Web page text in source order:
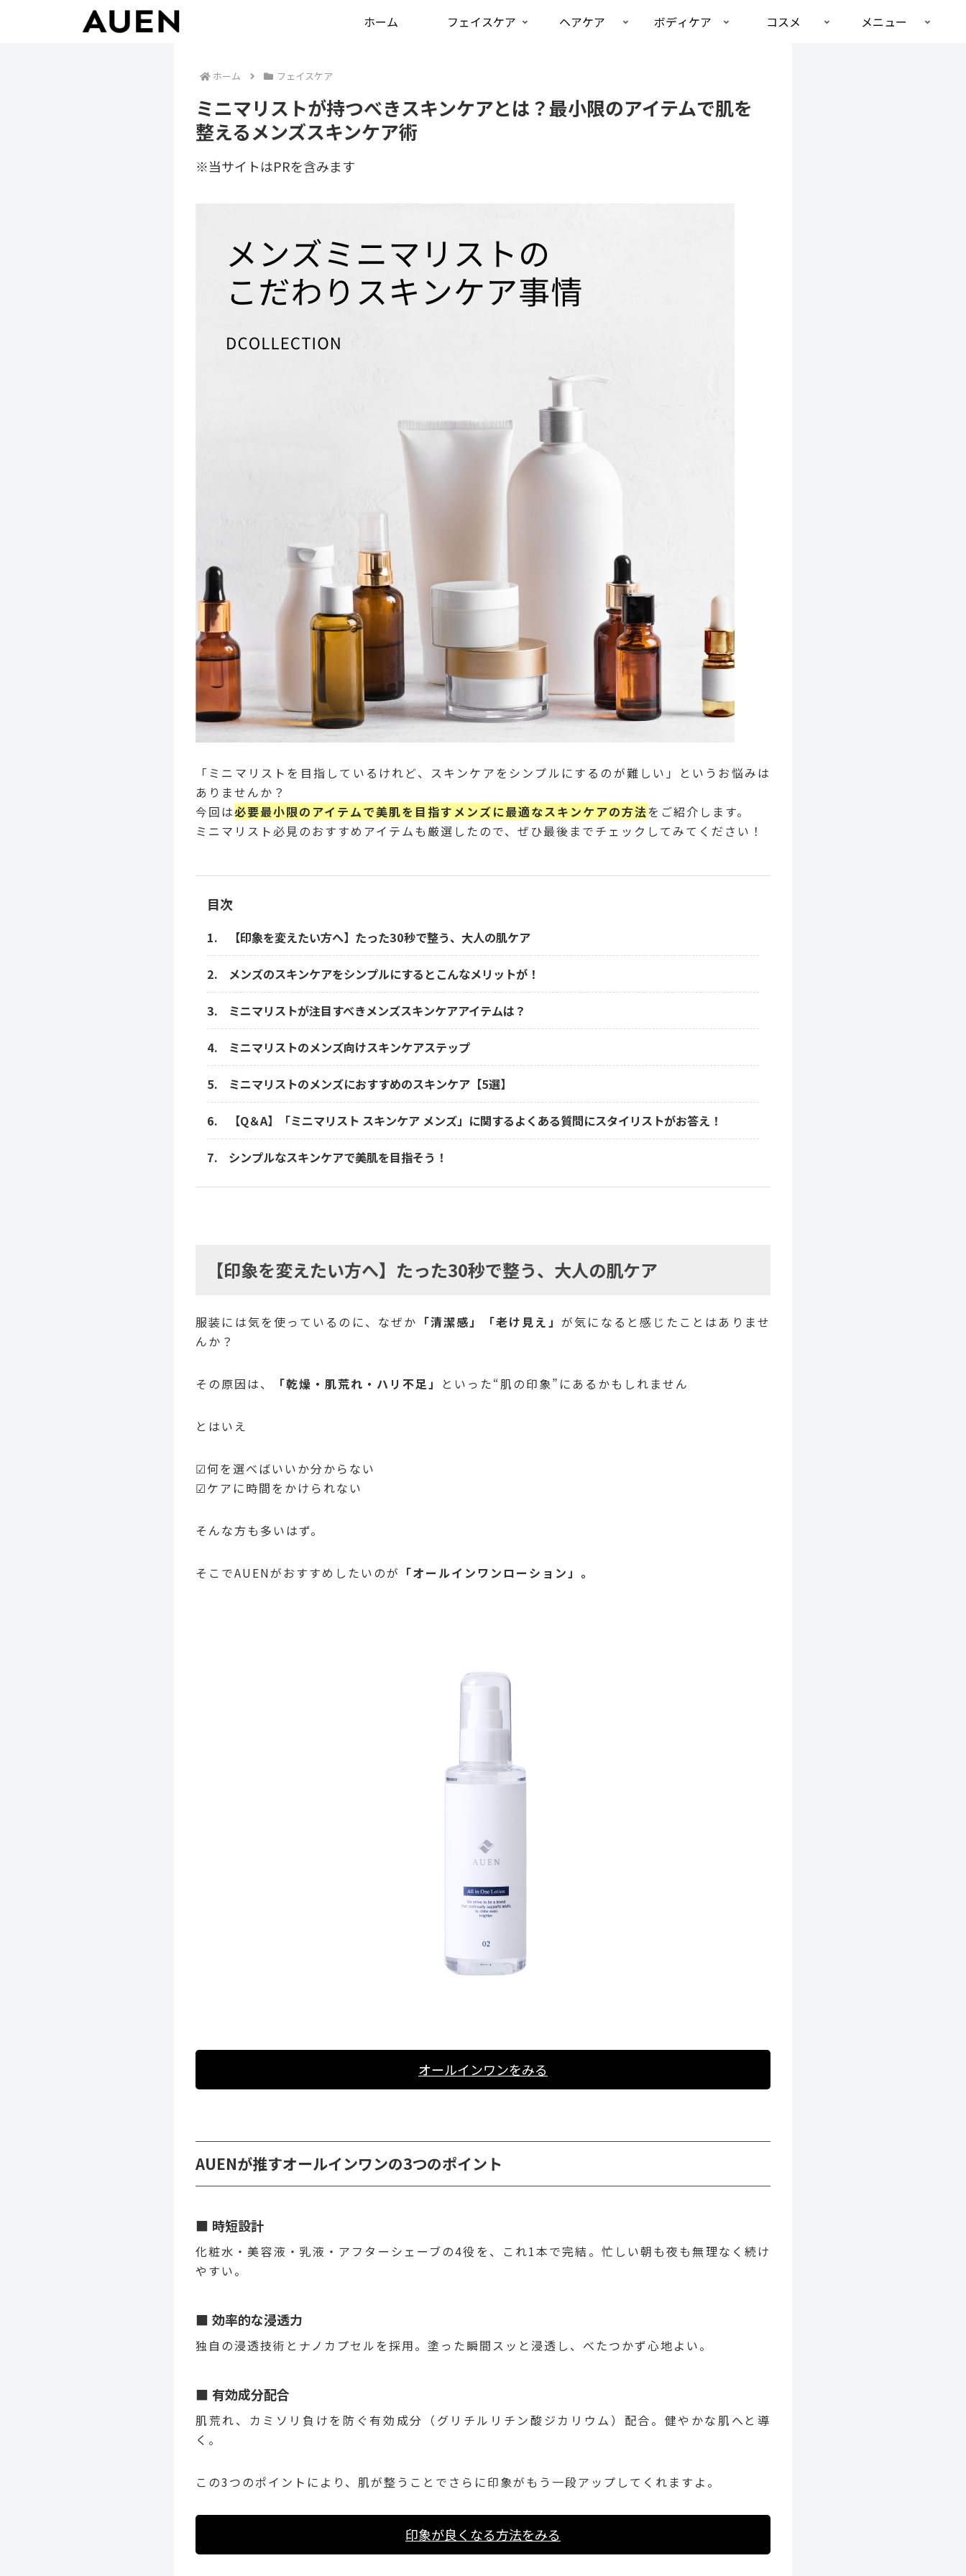
ホーム フェイスケア ヘアケア ボディケア コスメ メニュー
ホーム フェイスケア
ミニマリストが持つべきスキンケアとは？最小限のアイテムで肌を
整えるメンズスキンケア術
※当サイトはPRを含みます
「ミニマリストを目指しているけれど、スキンケアをシンプルにするのが難しい」というお悩みは
ありませんか？
今回は必要最小限のアイテムで美肌を目指すメンズに最適なスキンケアの方法をご紹介します。
ミニマリスト必見のおすすめアイテムも厳選したので、ぜひ最後までチェックしてみてください！
目次
【印象を変えたい方へ】たった30秒で整う、大人の肌ケア
メンズのスキンケアをシンプルにするとこんなメリットが！
ミニマリストが注目すべきメンズスキンケアアイテムは？
ミニマリストのメンズ向けスキンケアステップ
ミニマリストのメンズにおすすめのスキンケア【5選】
【Q＆A】「ミニマリスト スキンケア メンズ」に関するよくある質問にスタイリストがお答え！
シンプルなスキンケアで美肌を目指そう！
【印象を変えたい方へ】たった30秒で整う、大人の肌ケア
服装には気を使っているのに、なぜか 「清潔感」「老け見え」 が気になると感じたことはありませ
んか？
その原因は、 「乾燥・肌荒れ・ハリ不足」 といった“肌の印象”にあるかもしれません
とはいえ
☑何を選べばいいか分からない
☑ケアに時間をかけられない
そんな方も多いはず。
そこでAUENがおすすめしたいのが 「オールインワンローション」。
オールインワンをみる
AUENが推すオールインワンの3つのポイント
時短設計
化粧水・美容液・乳液・アフターシェーブの4役を、これ1本で完結。忙しい朝も夜も無理なく続け
やすい。
効率的な浸透力
独自の浸透技術とナノカプセルを採用。塗った瞬間スッと浸透し、べたつかず心地よい。
有効成分配合
肌荒れ、カミソリ負けを防ぐ有効成分（グリチルリチン酸ジカリウム）配合。健やかな肌へと導
く。
この3つのポイントにより、肌が整うことでさらに印象がもう一段アップしてくれますよ。
印象が良くなる方法をみる